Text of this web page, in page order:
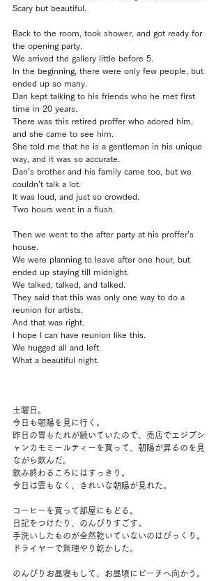
Scary but beautiful.
Back to the room, took shower, and got ready for
the opening party.
We arrived the gallery little before 5.
In the beginning, there were only few people, but
ended up so many.
Dan kept talking to his friends who he met first
time in 20 years.
There was this retired proffer who adored him,
and she came to see him.
She told me that he is a gentleman in his unique
way, and it was so accurate.
Dan’s brother and his family came too, but we
couldn’t talk a lot.
It was loud, and just so crowded.
Two hours went in a flush.
Then we went to the after party at his proffer’s
house.
We were planning to leave after one hour, but
ended up staying till midnight.
We talked, talked, and talked.
They said that this was only one way to do a
reunion for artists.
And that was right.
I hope I can have reunion like this.
We hugged all and left.
What a beautiful night.
土曜日。
今日も朝陽を見に行く。
昨日の胃もたれが続いていたので、売店でエジプシ
ャンカモミールティーを買って、朝陽が昇るのを見
ながら飲んだ。
飲み終わるころにはすっきり。
今日は雲もなく、きれいな朝陽が見れた。
コーヒーを買って部屋にもどる。
日記をつけたり、のんびりすごす。
手洗いしたものが全然乾いていないのはびっくり。
ドライヤーで無理やり乾かした。
のんびりお昼寝もして、お昼頃にビーチへ向かう。